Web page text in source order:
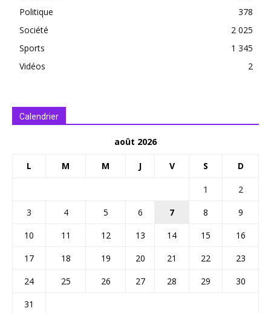
Politique
378
Société
2 025
Sports
1 345
Vidéos
2
Calendrier
août 2026
L M M J V S D
1
2
3
4 5 6 7 8
9
10
11 12 13 14 15
16
17
18 19 20 21 22
23
24
25 26 27 28 29
30
31